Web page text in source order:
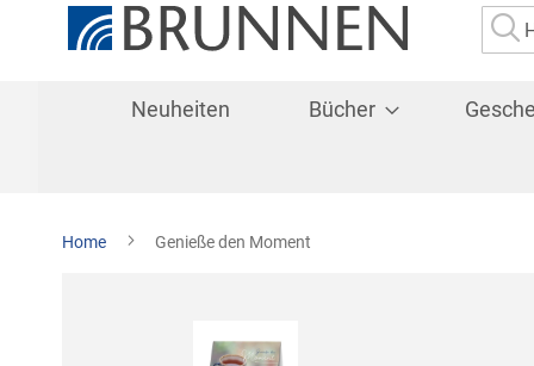
Neuheiten Bücher
Home Genieße den Moment